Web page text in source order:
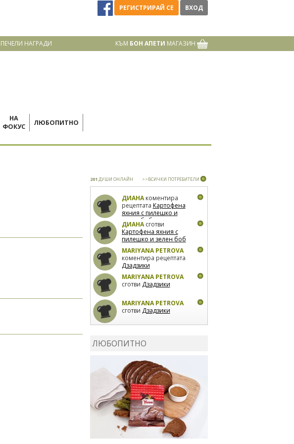
РЕГИСТРИРАЙ СЕ ВХОД
ПЕЧЕЛИ НАГРАДИ КЪМ БОН АПЕТИ МАГАЗИН
НА
ФОКУС
ЛЮБОПИТНО
201 ДУШИ ОНЛАЙН >>ВСИЧКИ ПОТРЕБИТЕЛИ
ДИАНАкоментира
рецептата Картофена
яхния с пилешко и
зелен боб
ДИАНАсготви
Картофена яхния с
пилешко и зелен боб
MARIYANA PETROVA
коментира рецептата
Дзадзики
MARIYANA PETROVA
сготви Дзадзики
MARIYANA PETROVA
сготви Дзадзики
фурна
рецептатаСвински
ребра с печени
картофи
ЛЮБОПИТНО